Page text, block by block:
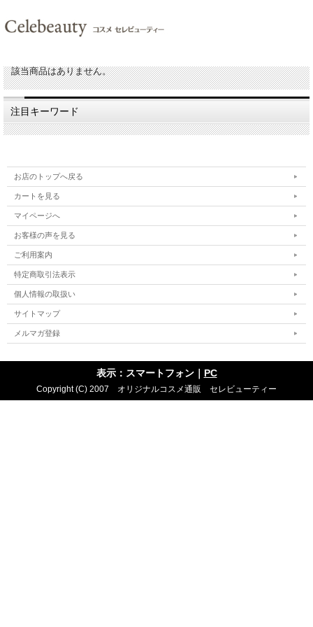
該当商品はありません。
注目キーワード
お店のトップへ戻る
カートを見る
マイページへ
お客様の声を見る
ご利用案内
特定商取引法表示
個人情報の取扱い
サイトマップ
メルマガ登録
表示：スマートフォン｜ PC
Copyright (C) 2007 オリジナルコスメ通販 セレビューティー